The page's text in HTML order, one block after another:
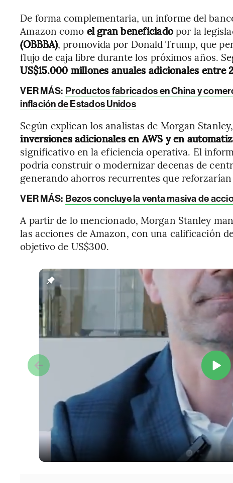
De forma complementaria, un informe del
Amazon como el gran beneficiadopor la
(OBBBA), promovida por Donald Trump, que
flujo de caja libre durante los próximos años.
US$15.000 millones anuales adicionales entre
VER MÁS: Productos fabricados en China y
inflación de Estados Unidos
Según explican los analistas de Morgan
inversiones adicionales en AWS y en
significativo en la eficiencia operativa. El
podría construir o modernizar decenas de
generando ahorros recurrentes que
VER MÁS: Bezos concluye la venta masiva de
A partir de lo mencionado, Morgan Stanley
las acciones de Amazon, con una calificación
objetivo de US$300.